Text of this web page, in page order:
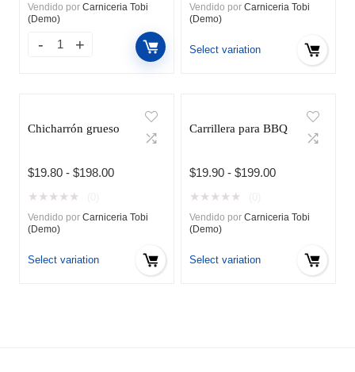
Vendido por Carniceria Tobi
(Demo)
desde
$119.00
Vendido por Carniceria Tobi
(Demo)
Select variation
Chicharrón grueso
$19.80 - $198.00Rango
desde
$198.00
★ ★ ★ ★ ★
Vendido por Carniceria Tobi
(Demo)
Select variation
Carrillera para BBQ
$19.90 - $199.00Rango
desde
$199.00
★ ★ ★ ★ ★
Vendido por Carniceria Tobi
(Demo)
Select variation